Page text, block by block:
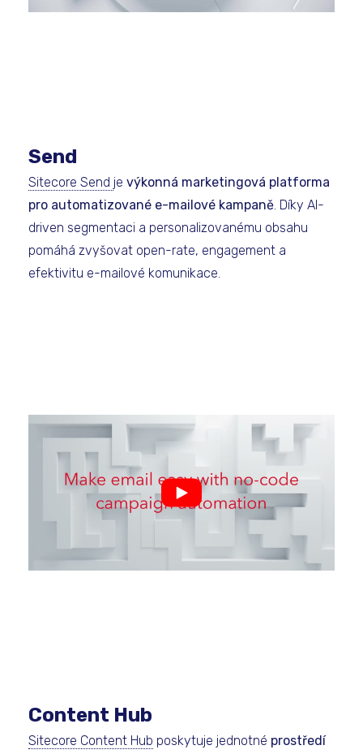
Send
Sitecore Send je výkonná marketingová platforma
pro automatizované e-mailové kampaně . Díky AI-
driven segmentaci a personalizovanému obsahu
pomáhá zvyšovat open-rate, engagement a
efektivitu e-mailové komunikace.
Content Hub
Sitecore Content Hub poskytuje jednotné prostředí